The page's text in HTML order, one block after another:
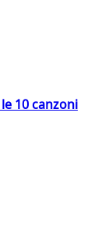
10 canzoni